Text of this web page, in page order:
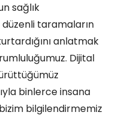
sağlık
düzenli taramaların
anlatmak
Dijital
binlerce insana
bilgilendirmemiz